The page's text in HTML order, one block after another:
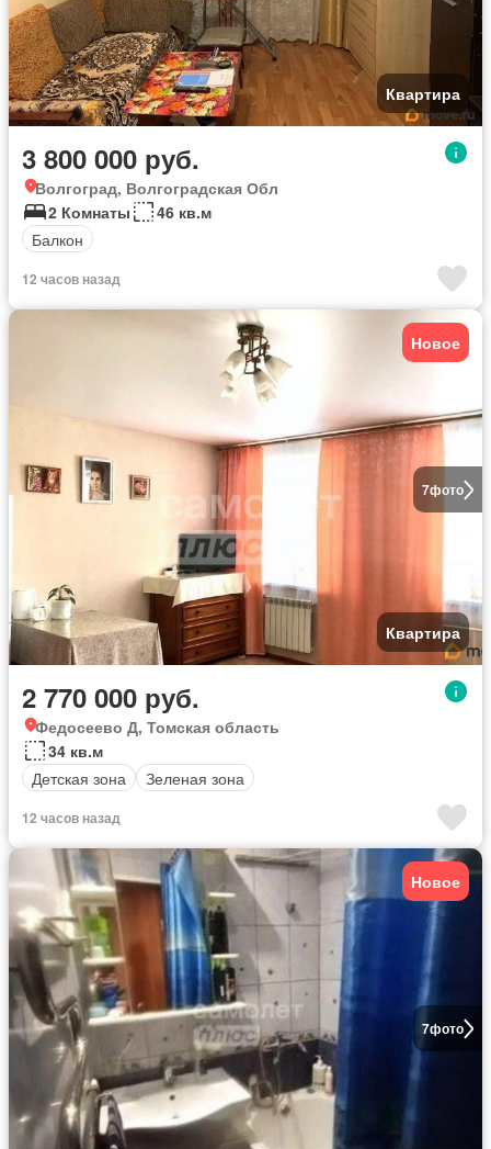
Квартира
3 800 000 руб.
Волгоград, Волгоградская Обл
2 Комнаты
46 кв.м
Балкон
12 часов назад
7фото
Новое
Квартира
2 770 000 руб.
Федосеево Д, Томская область
34 кв.м
Детская зона
Зеленая зона
12 часов назад
7фото
Новое